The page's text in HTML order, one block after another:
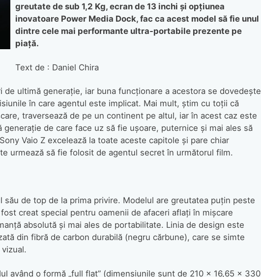
greutate de sub 1,2 Kg, ecran de 13 inchi şi opţiunea
inovatoare Power Media Dock, fac ca acest model să fie unul
dintre cele mai performante ultra‑portabile prezente pe
piaţă.
Text de : Daniel Chira
de ultimă generaţie, iar buna funcţionare a acestora se dovedeşte
în care agentul este implicat. Mai mult, ştim cu toţii că
traversează de pe un continent pe altul, iar în acest caz este
de care face uz să fie uşoare, puternice şi mai ales să
Vaio Z excelează la toate aceste capitole şi pare chiar
urmează să fie folosit de agentul secret în următorul film.
său de top de la prima privire. Modelul are greutatea puţin peste
creat special pentru oamenii de afaceri aflaţi în mişcare
absolută şi mai ales de portabilitate. Linia de design este
din fibră de carbon durabilă (negru cărbune), care se simte
având o formă „full flat” (dimensiunile sunt de 210 x 16,65 x 330